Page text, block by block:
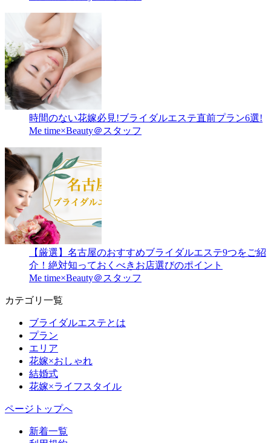
時間のない花嫁必見!ブライダルエステ直前プラン6選!
Me time×Beauty＠スタッフ
【厳選】名古屋のおすすめブライダルエステ9つをご紹
介！絶対知っておくべきお店選びのポイント
Me time×Beauty＠スタッフ
カテゴリ一覧
ブライダルエステとは
プラン
エリア
花嫁×おしゃれ
結婚式
花嫁×ライフスタイル
ページトップへ
新着一覧